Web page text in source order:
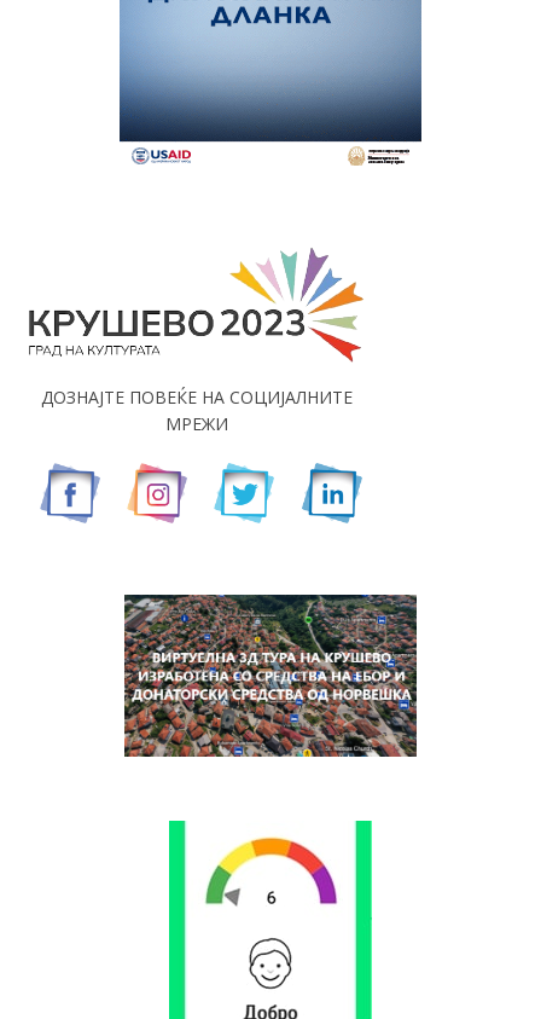
ДОЗНАЈТЕ ПОВЕЌЕ НА СОЦИЈАЛНИТЕ
МРЕЖИ